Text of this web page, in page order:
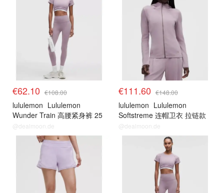
€62.10 €108.00
lululemon Lululemon
Wunder Train 高腰紧身裤 25
英寸
@dealmoon.de
€111.60 €148.00
lululemon Lululemon
Softstreme 连帽卫衣 拉链款
@dealmoon.de